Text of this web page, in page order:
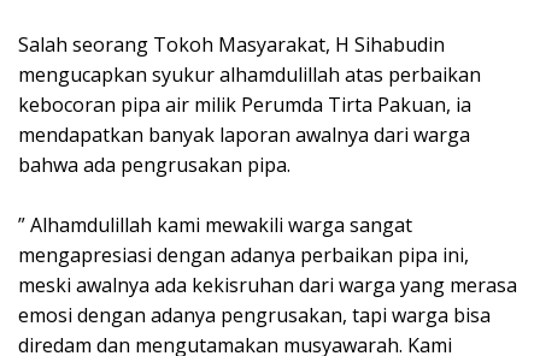
Salah seorang Tokoh Masyarakat, H Sihabudin
mengucapkan syukur alhamdulillah atas perbaikan
kebocoran pipa air milik Perumda Tirta Pakuan, ia
mendapatkan banyak laporan awalnya dari warga
bahwa ada pengrusakan pipa.
” Alhamdulillah kami mewakili warga sangat
mengapresiasi dengan adanya perbaikan pipa ini,
meski awalnya ada kekisruhan dari warga yang merasa
emosi dengan adanya pengrusakan, tapi warga bisa
diredam dan mengutamakan musyawarah. Kami